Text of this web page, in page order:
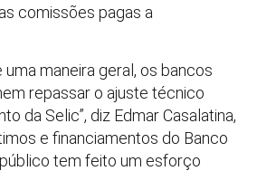
comissões pagas a
uma maneira geral, os bancos
repassar o ajuste técnico
da Selic”, diz Edmar Casalatina,
e financiamentos do Banco
tem feito um esforço